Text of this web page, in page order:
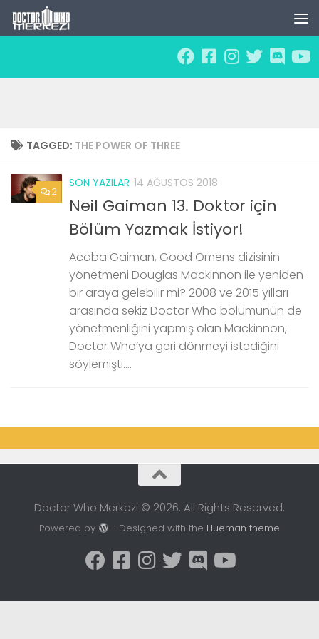
Skip to content
TAGGED: THE POWER OF THREE
2
SON YAZILAR 14 AĞUSTOS 2018
Neil Gaiman 13. Doktor için
Bölüm Yazmak İstiyor!
Acaba Gaiman, Good Omens dizisinin
yönetmeni Douglas Mackinnon ile yeniden
bir araya gelebilir mi? 2008 ve 2015 yılları
arasında sekiz Doctor Who bölümünün de
yönetmenliğini yapmış olan Mackinnon,
Doctor Who’ya geri dönmeyi istediğini
söylemişti....
Doctor Who Merkezi © 2026. All Rights Reserved.
Powered by - Designed with the Hueman theme